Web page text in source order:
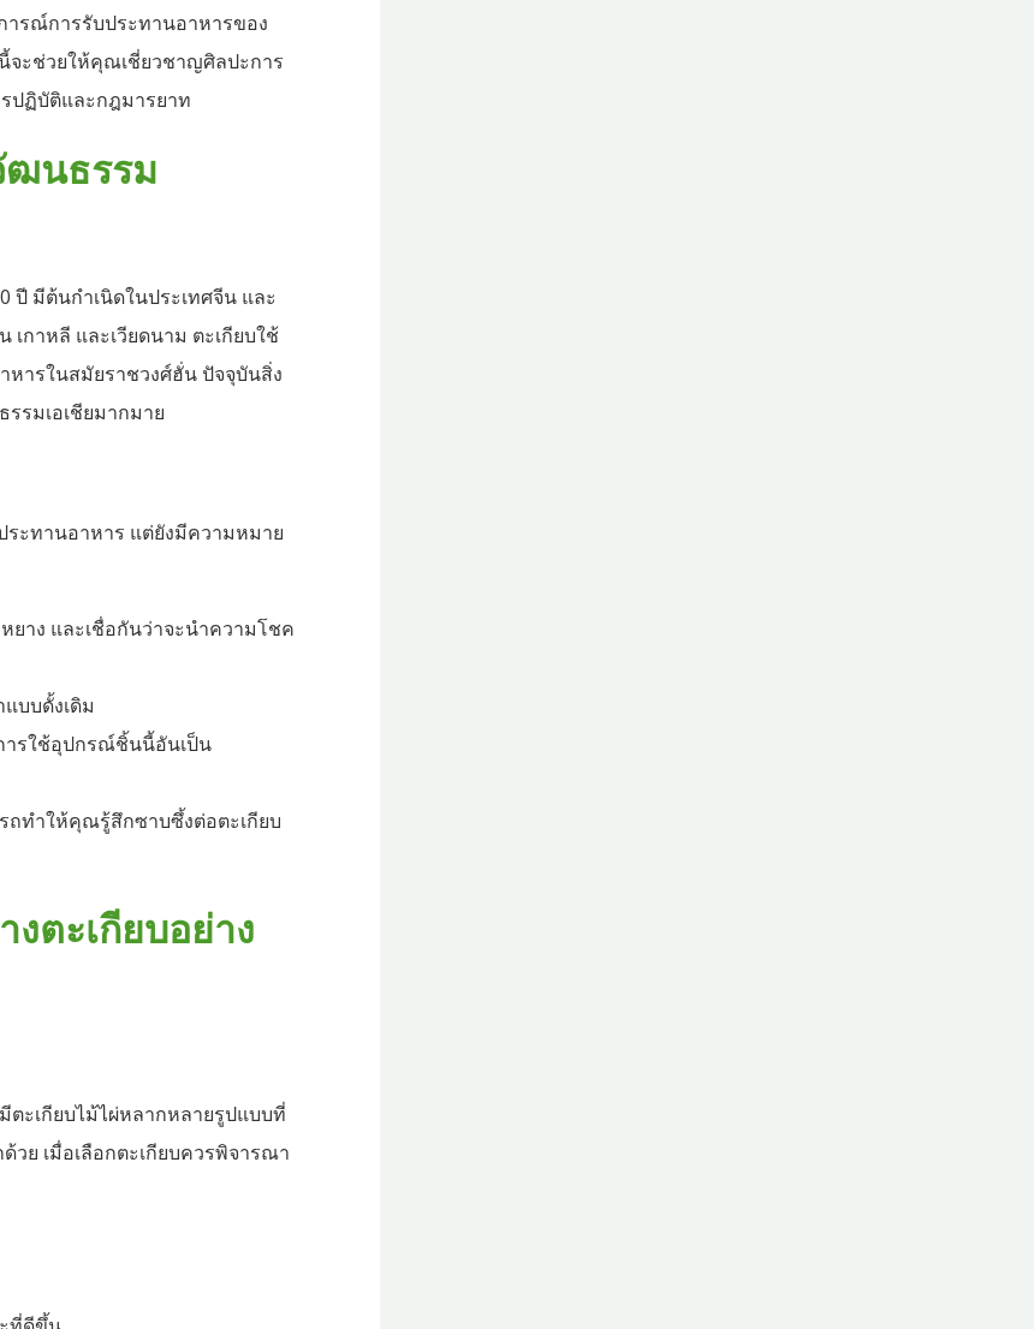
ารณ์การรับประทานอาหารของ
ะช่วยให้คุณเชี่ยวชาญศิลปะการ
ปฏิบัติและกฎมารยาท
ฒนธรรม
ปี มีต้นกำเนิดในประเทศจีน และ
เกาหลี และเวียดนาม ตะเกียบใช้
ารในสมัยราชวงศ์ฮั่น ปัจจุบันสิ่ง
รมเอเชียมากมาย
ระทานอาหาร แต่ยังมีความหมาย
าง และเชื่อกันว่าจะนำความโชค
บบดั้งเดิม
ารใช้อุปกรณ์ชิ้นนี้อันเป็น
ถทำให้คุณรู้สึกซาบซึ้งต่อตะเกียบ
ตะเกียบอย่าง
มีตะเกียบไม้ไผ่หลากหลายรูปแบบที่
ย เมื่อเลือกตะเกียบควรพิจารณา